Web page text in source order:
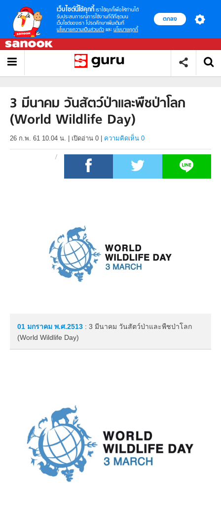
เว็บไซต์นี้ใช้คุกกี้ เราใช้คุกกี้เพื่อให้ท่านได้
รับประสบการณ์การใช้งานที่ดีที่สุดบน
เว็บไซต์ของเรา โปรดศึกษาเพิ่มเติมที่
นโยบายความเป็นส่วนตัว และ นโยบายคุกกี้
ตกลง
3 มีนาคม วันสัตว์ป่าและพืชป่าโลก
(World Wildlife Day)
26 ก.พ. 61 10.04 น. เปิดอ่าน 0 ความคิดเห็น 0
01 มกราคม พ.ศ.2513 : 3 มีนาคม วันสัตว์ป่าและพืชป่าโลก
(World Wildlife Day)